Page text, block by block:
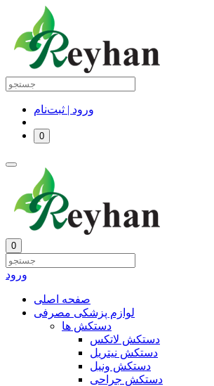
ورود | ثبت‌نام
0
0
ورود
صفحه اصلی
لوازم پزشکی مصرفی
دستکش ها
دستکش لاتکس
دستکش نیتریل
دستکش ونیل
دستکش جراحی